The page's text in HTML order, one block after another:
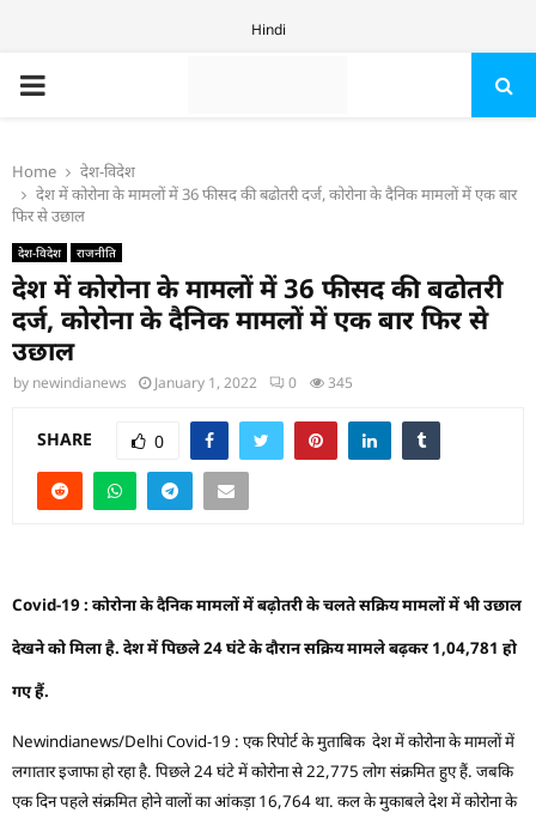
Hindi
PRIMARY
Home
देश-विदेश
देश में कोरोना के मामलों में 36 फीसद की बढोतरी दर्ज, कोरोना के दैनिक मामलों में एक बार
फिर से उछाल
देश-विदेश राजनीति
देश में कोरोना के मामलों में 36 फीसद की बढोतरी
दर्ज, कोरोना के दैनिक मामलों में एक बार फिर से
उछाल
by newindianews January 1, 2022 0 345
SHARE 0
Covid-19 : कोरोना के दैनिक मामलों में बढ़ोतरी के चलते सक्रिय मामलों में भी उछाल
देखने को मिला है. देश में पिछले 24 घंटे के दौरान सक्रिय मामले बढ़कर 1,04,781 हो
गए हैं.
Newindianews/Delhi Covid-19 : एक रिपोर्ट के मुताबिक देश में कोरोना के मामलों में
लगातार इजाफा हो रहा है. पिछले 24 घंटे में कोरोना से 22,775 लोग संक्रमित हुए हैं. जबकि
एक दिन पहले संक्रमित होने वालों का आंकड़ा 16,764 था. कल के मुकाबले देश में कोरोना के